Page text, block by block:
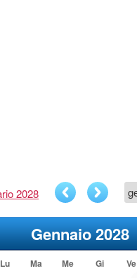
2028
Gennaio 2028
Lu Ma Me Gi Ve